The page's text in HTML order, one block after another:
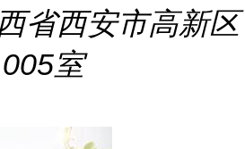
省西安市高新区
室